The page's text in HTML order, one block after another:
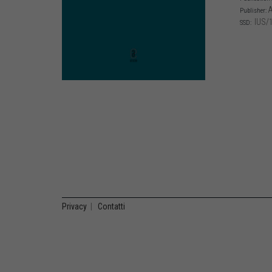
Publisher:
SSD: IUS/
Privacy Contatti